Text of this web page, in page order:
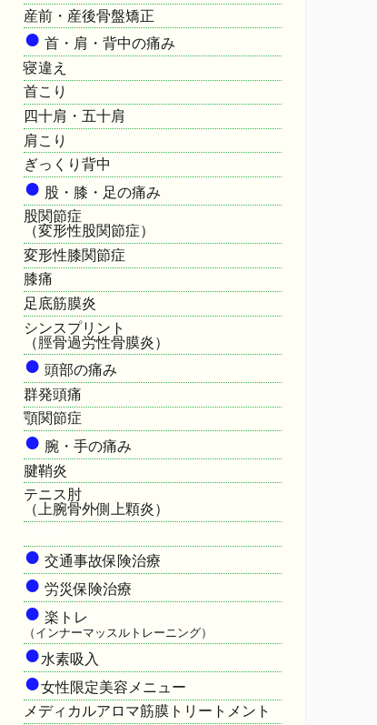
産前・産後骨盤矯正
● 首・肩・背中の痛み
寝違え
首こり
四十肩・五十肩
肩こり
ぎっくり背中
● 股・膝・足の痛み
股関節症
（変形性股関節症）
変形性膝関節症
膝痛
足底筋膜炎
シンスプリント
（脛骨過労性骨膜炎）
● 頭部の痛み
群発頭痛
顎関節症
● 腕・手の痛み
腱鞘炎
テニス肘
（上腕骨外側上顆炎）
● 交通事故保険治療
● 労災保険治療
● 楽トレ
（インナーマッスルトレーニング）
●水素吸入
●女性限定美容メニュー
メディカルアロマ筋膜トリートメント